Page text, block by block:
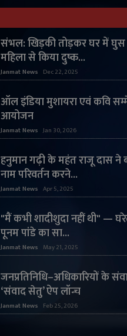
संभल: खिड़की तोड़कर घर में
महिला से किया दुष्क...
Janmat News Dec 22, 2025
ऑल इंडिया मुशायरा एवं कवि
आयोजन
Janmat News Jan 30, 2026
हनुमान गढ़ी के महंत राजू दास ने
नाम परिवर्तन करने...
Janmat News Apr 5, 2025
"मैं कभी शादीशुदा नहीं थी" —
पूनम पांडे का सा...
Janmat News May 21, 2025
जनप्रतिनिधि–अधिकारियों के
‘संवाद सेतु’ ऐप लॉन्च
Janmat News Feb 25, 2026